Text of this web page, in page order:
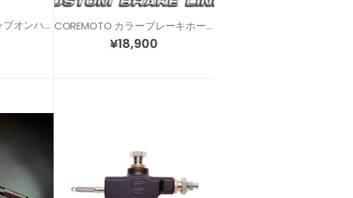
CONVERTI BARS クリップオンハンドル 各サイズ/各色 COREMOTO カラーブレーキホース ホーネット900
¥18,900